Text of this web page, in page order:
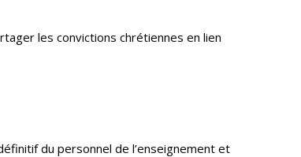
les convictions chrétiennes en lien
du personnel de l’enseignement et